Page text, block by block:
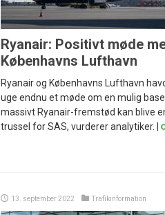
Ryanair: Positivt møde
Københavns Lufthavn
Ryanair og Københavns Lufthavn
uge endnu et møde om en mulig base
massivt Ryanair-fremstød kan blive
trussel for SAS, vurderer analytiker. |
13. september 2022 Trafikinformation